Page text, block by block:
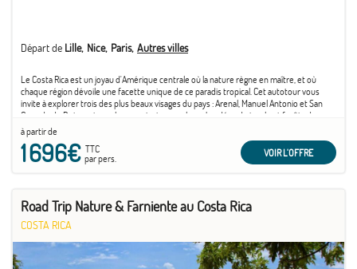
Départ de Lille Nice Paris Autres villes
Le Costa Rica est un joyau d'Amérique centrale où la nature règne en maître, et où
chaque région dévoile une facette unique de ce paradis tropical. Cet autotour vous
invite à explorer trois des plus beaux visages du pays : Arenal, Manuel Antonio et San
Gerardo de Dota, entre volcans majestueux, plages bordées de jungle et forêts de
nuages mystérieuses.
à partir de
1 696€TTC
par pers.
VOIR L'OFFRE
Road Trip Nature & Farniente au Costa Rica
COSTA RICA